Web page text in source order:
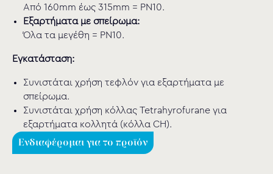
Από 160mm έως 315mm = PN10.
Εξαρτήματα με σπείρωμα:
Όλα τα μεγέθη = PN10.
Εγκατάσταση:
Συνιστάται χρήση τεφλόν για εξαρτήματα με
σπείρωμα.
Συνιστάται χρήση κόλλας Tetrahyrofurane για
εξαρτήματα κολλητά (κόλλα CH).
Ενδιαφέρομαι για το προϊόν